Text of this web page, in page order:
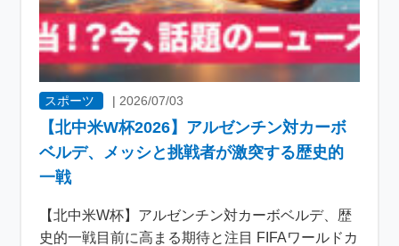
スポーツ | 2026/07/03
【北中米W杯2026】アルゼンチン対カーボ
ベルデ、メッシと挑戦者が激突する歴史的
一戦
【北中米W杯】アルゼンチン対カーボベルデ、歴
史的一戦目前に高まる期待と注目 FIFAワールドカ